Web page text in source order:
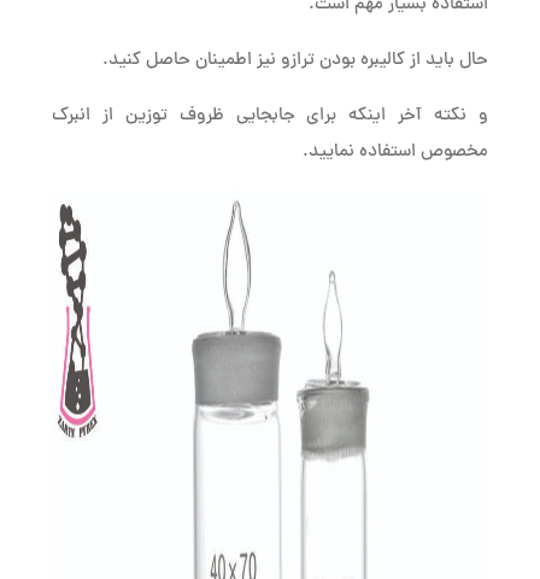
حال باید از کالیبره بودن ترازو نیز اطمینان حاصل کنید.
و نکته آخر اینکه برای جابجایی ظروف توزین از انبرک
مخصوص استفاده نمایید.